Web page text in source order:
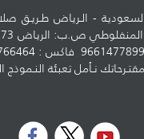
- الـرياض طـريـق صلاح
نـأمل تعبئة النـموذج